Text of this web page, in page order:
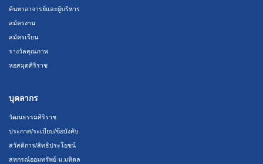
ค้นหาอาจารย์และผู้บริหาร
สมัครงาน
สมัครเรียน
รางวัลคุณภาพ
หอสมุดศิริราช
บุคลากร
วัฒนธรรมศิริราช
ประกาศ/ระเบียบ/ข้อบังคับ
สวัสดิการ/สิทธิประโยชน์
สหกรณ์ออมทรัพย์ ม.มหิดล